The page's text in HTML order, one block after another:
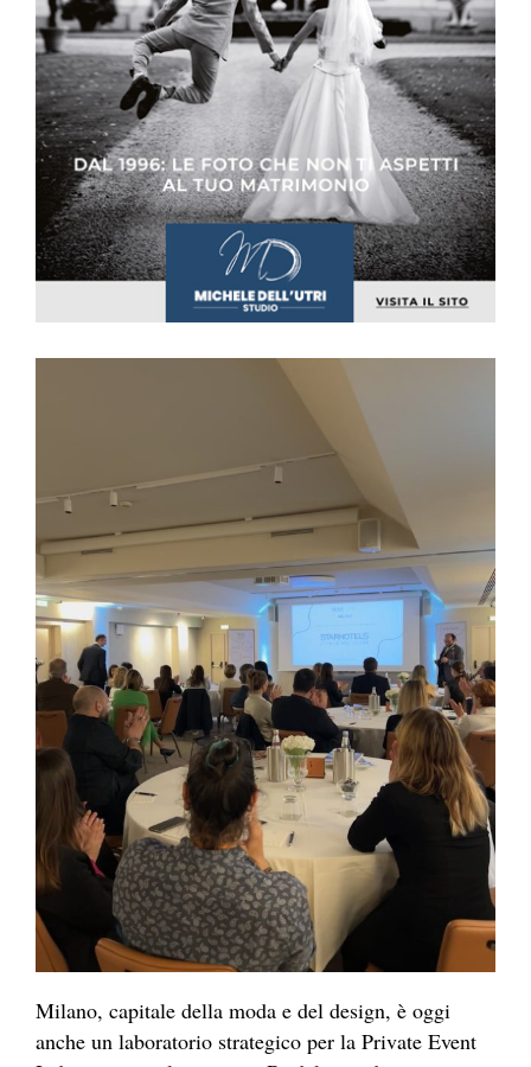
Milano, capitale della moda e del design, è oggi
anche un laboratorio strategico per la Private Event